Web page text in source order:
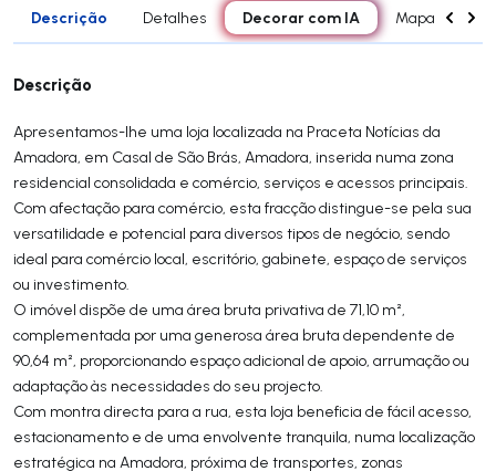
Descrição Detalhes Decorar com IA Mapa
Descrição
Apresentamos-lhe uma loja localizada na Praceta Notícias da
Amadora, em Casal de São Brás, Amadora, inserida numa zona
residencial consolidada e comércio, serviços e acessos principais.
Com afectação para comércio, esta fracção distingue-se pela sua
versatilidade e potencial para diversos tipos de negócio, sendo
ideal para comércio local, escritório, gabinete, espaço de serviços
ou investimento.
O imóvel dispõe de uma área bruta privativa de 71,10 m²,
complementada por uma generosa área bruta dependente de
90,64 m², proporcionando espaço adicional de apoio, arrumação ou
adaptação às necessidades do seu projecto.
Com montra directa para a rua, esta loja beneficia de fácil acesso,
estacionamento e de uma envolvente tranquila, numa localização
estratégica na Amadora, próxima de transportes, zonas